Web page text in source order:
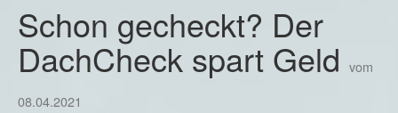
Schon gecheckt? Der
DachCheck spart Geld vom
08.04.2021